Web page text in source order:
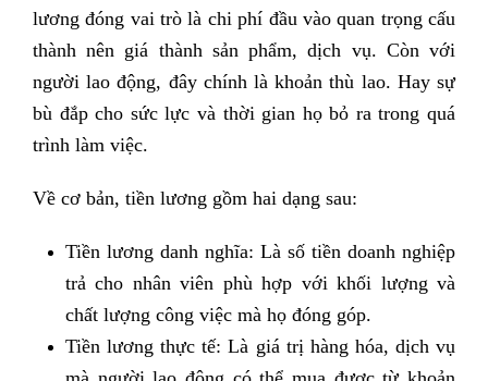
lương đóng vai trò là chi phí đầu vào quan trọng cấu
thành nên giá thành sản phẩm, dịch vụ. Còn với
người lao động, đây chính là khoản thù lao. Hay sự
bù đắp cho sức lực và thời gian họ bỏ ra trong quá
trình làm việc.
Về cơ bản, tiền lương gồm hai dạng sau:
Tiền lương danh nghĩa: Là số tiền doanh nghiệp
trả cho nhân viên phù hợp với khối lượng và
chất lượng công việc mà họ đóng góp.
Tiền lương thực tế: Là giá trị hàng hóa, dịch vụ